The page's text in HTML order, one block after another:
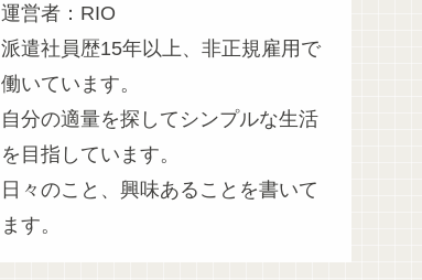
運営者：RIO
派遣社員歴15年以上、非正規雇用で
働いています。
自分の適量を探してシンプルな生活
を目指しています。
日々のこと、興味あることを書いて
ます。